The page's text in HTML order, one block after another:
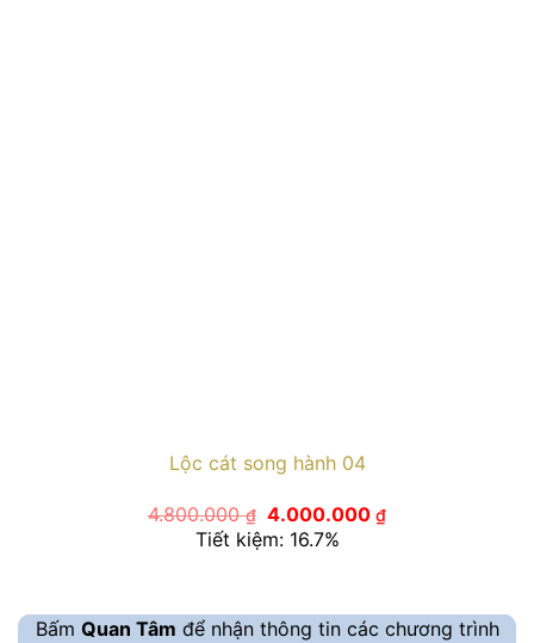
Lộc cát song hành 04
4.800.000₫ Giá
gốc
là:
4.000.000₫Giá
Tiết kiệm: 16.7%
Bấm Quan Tâm để nhận thông tin các chương trình